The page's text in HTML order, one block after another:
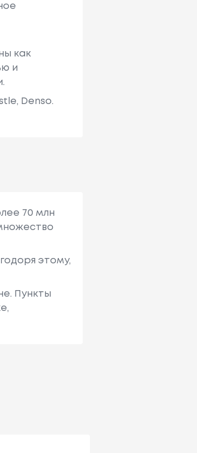
как
и
Denso.
70 млн
этому,
Пункты